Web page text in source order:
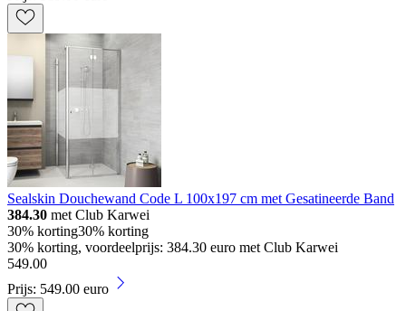
Sealskin Douchewand Code L 100x197 cm met Gesatineerde Band
384.30 met Club Karwei
30% korting30% korting
30% korting, voordeelprijs: 384.30 euro met Club Karwei
549.00
Prijs: 549.00 euro